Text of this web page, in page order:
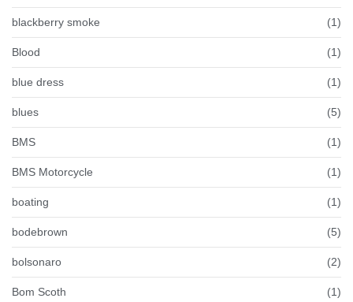
blackberry smoke (1)
Blood (1)
blue dress (1)
blues (5)
BMS (1)
BMS Motorcycle (1)
boating (1)
bodebrown (5)
bolsonaro (2)
Bom Scoth (1)